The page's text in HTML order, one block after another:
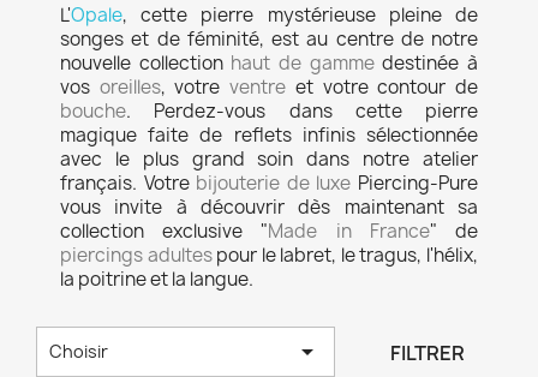
L'Opale, cette pierre mystérieuse pleine de
songes et de féminité, est au centre de notre
nouvelle collection haut de gammedestinée à
vos oreilles, votreventre et votre contour de
bouche. Perdez-vous dans cette pierre
magique faite de reflets infinis sélectionnée
avec le plus grand soin dans notre atelier
français. Votre bijouterie de luxe Piercing-Pure
vous invite à découvrir dès maintenant sa
collection exclusive "Made in France" de
piercings adultespour le labret, le tragus, l'hélix,
la poitrine et la langue.
Choisir  FILTRER